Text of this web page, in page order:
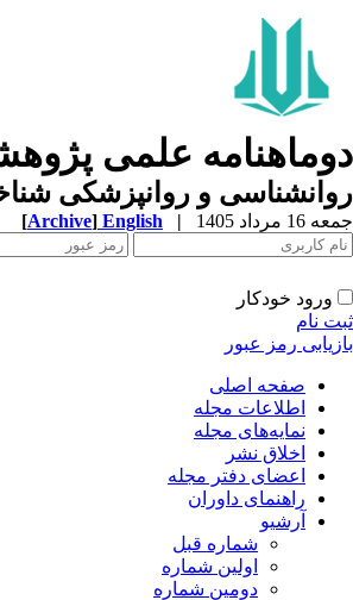
علمی
و روانپزشکی
مرداد 1405 |
English
[Archive]
ورود خودکار
نام
رمز عبور
صفحه اصلی
اطلاعات مجله
نمایه‌های مجله
اخلاق نشر
اعضای دفتر مجله
راهنمای داوران
آرشیو
شماره قبل
اولین شماره
دومین شماره